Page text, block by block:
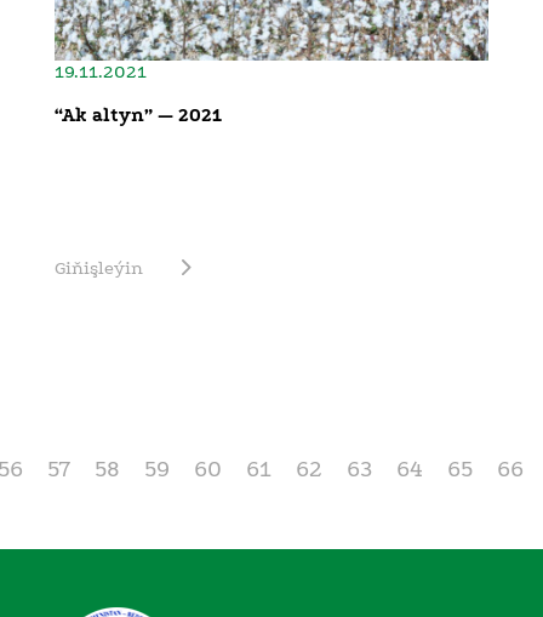
19.11.2021
“Ak altyn” — 2021
Giňişleýin
57 58 59 60 61 62 63 64 65 66